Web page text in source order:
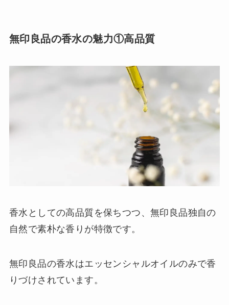
無印良品の香水の魅力①高品質
香水としての高品質を保ちつつ、無印良品独自の
自然で素朴な香りが特徴です。
無印良品の香水はエッセンシャルオイルのみで香
りづけされています。